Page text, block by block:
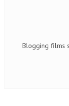
Blogging films